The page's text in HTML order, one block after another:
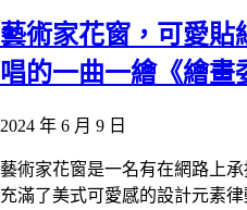
藝術家花窗，可愛貼
唱的一曲一繪《繪畫
2024 年 6 月 9 日
藝術家花窗是一名有在網路上
充滿了美式可愛感的設計元素